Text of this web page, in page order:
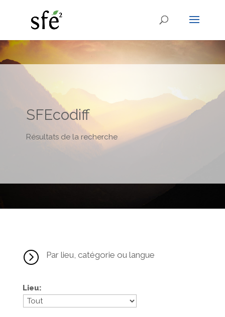
SFEcodiff
Résultats de la recherche
= Par lieu, catégorie ou langue
Lieu